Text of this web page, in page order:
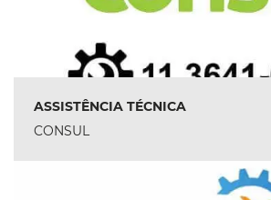
ASSISTÊNCIA TÉCNICA
CONSUL